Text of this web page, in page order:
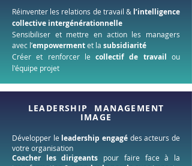
Réinventer les relations de travail & l’intelligence
collective intergénérationnelle
Sensibiliser et mettre en action les managers
avec l’empowermentet la subsidiarité
Créer et renforcer le collectif de travailou
l'équipe projet
LEADERSHIP MANAGEMENT
IMAGE
Développer le leadership engagé des acteurs de
votre organisation
Coacher les dirigeants pour faire face à la